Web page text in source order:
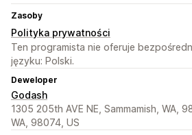
Zasoby
Polityka prywatności
Ten programista nie oferuje
języku: Polski.
Deweloper
Godash
1305 205th AVE NE, Sammamish, WA,
WA, 98074, US